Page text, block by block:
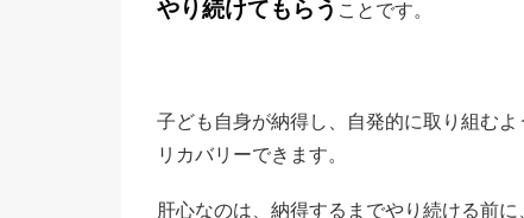
やり続けてもらう ことです。
子ども自身が納得し、自発的に取り組む
リカバリーできます。
肝心なのは、納得するまでやり続ける前に